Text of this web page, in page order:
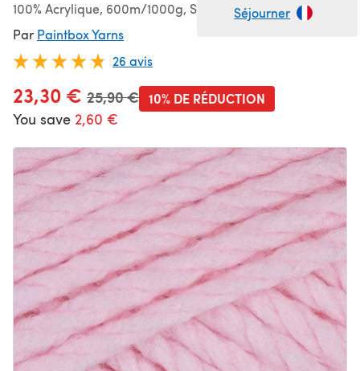
Séjourner
100% Acrylique, 600m/1000g, Super épais
Par Paintbox Yarns
26 avis
23,30 € Ancien prix
25,90 €
You save 2,60 €
10% DE RÉDUCTION